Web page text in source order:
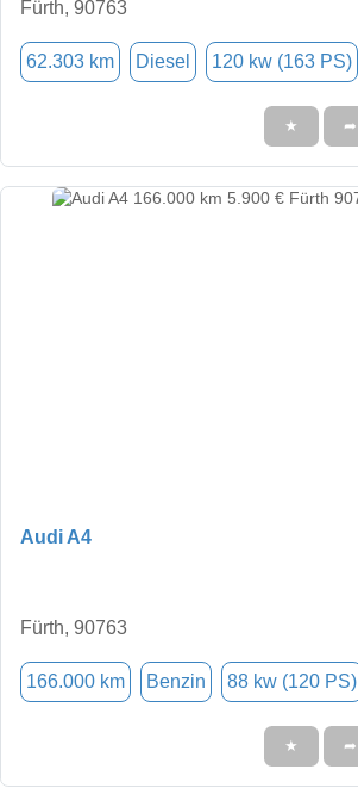
Fürth, 90763
62.303 km Diesel 120 kw (163 PS)
★ ➦
Audi A4
Fürth, 90763
166.000 km Benzin 88 kw (120 PS)
★ ➦